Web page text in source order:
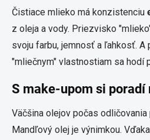
Čistiace mlieko má konzistenciu
z oleja a vody. Priezvisko
svoju farbu, jemnosť a ľahkosť. A
"mliečnym" vlastnostiam sa hodí
S make-upom si poradí
Väčšina olejov počas odličovania
Mandľový olej je výnimkou.